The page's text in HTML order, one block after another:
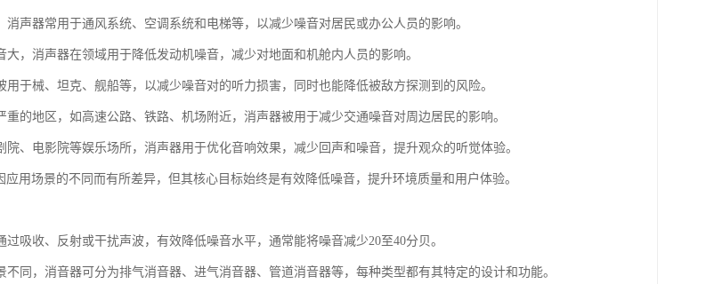
消声器常用于通风系统、空调系统和电梯等，以减少噪音对居民或办公人员的影响。
大，消声器在领域用于降低发动机噪音，减少对地面和机舱内人员的影响。
用于械、坦克、舰船等，以减少噪音对的听力损害，同时也能降低被敌方探测到的风险。
重的地区，如高速公路、铁路、机场附近，消声器被用于减少交通噪音对周边居民的影响。
院、电影院等娱乐场所，消声器用于优化音响效果，减少回声和噪音，提升观众的听觉体验。
用场景的不同而有所差异，但其核心目标始终是有效降低噪音，提升环境质量和用户体验。
过吸收、反射或干扰声波，有效降低噪音水平，通常能将噪音减少20至40分贝。
不同，消音器可分为排气消音器、进气消音器、管道消音器等，每种类型都有其特定的设计和功能。